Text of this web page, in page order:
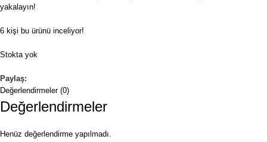
yakalayın!
6 kişi bu ürünü inceliyor!
Stokta yok
Paylaş:
Değerlendirmeler (0)
Değerlendirmeler
Henüz değerlendirme yapılmadı.